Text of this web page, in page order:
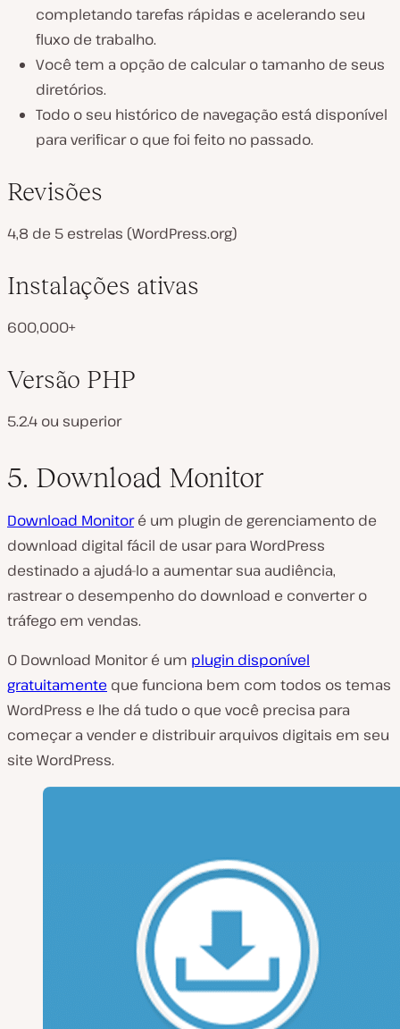
completando tarefas rápidas e acelerando seu
fluxo de trabalho.
Você tem a opção de calcular o tamanho de seus
diretórios.
Todo o seu histórico de navegação está disponível
para verificar o que foi feito no passado.
Revisões
4,8 de 5 estrelas (WordPress.org)
Instalações ativas
600,000+
Versão PHP
5.2.4 ou superior
5. Download Monitor
Download Monitoré um plugin de gerenciamento de
download digital fácil de usar para WordPress
destinado a ajudá-lo a aumentar sua audiência,
rastrear o desempenho do download e converter o
tráfego em vendas.
O Download Monitor é um plugin disponível
gratuitamente que funciona bem com todos os temas
WordPress e lhe dá tudo o que você precisa para
começar a vender e distribuir arquivos digitais em seu
site WordPress.